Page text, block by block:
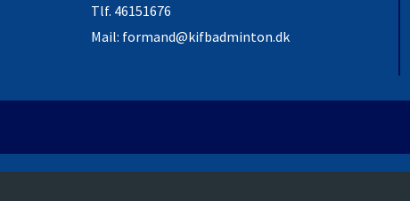
Tlf. 46151676
Mail: formand@kifbadminton.dk